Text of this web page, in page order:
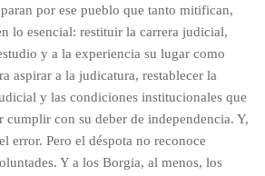
por ese pueblo que tanto mitifican,
lo esencial: restituir la carrera judicial,
y a la experiencia su lugar como
aspirar a la judicatura, restablecer la
y las condiciones institucionales que
cumplir con su deber de independencia. Y,
error. Pero el déspota no reconoce
Y a los Borgia, al menos, los